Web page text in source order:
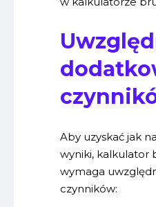
Aby uzyskać jak
wyniki,
wymaga
czynników: